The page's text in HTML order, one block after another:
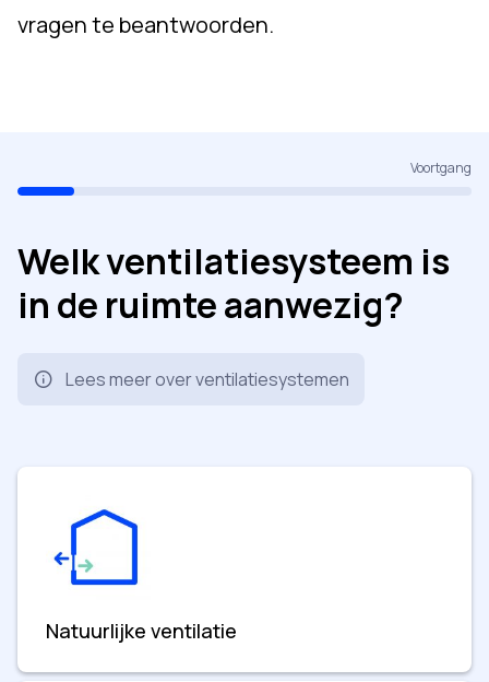
vragen te beantwoorden.
Voortgang
Welk ventilatiesysteem is
in de ruimte aanwezig?
Lees meer over ventilatiesystemen
Natuurlijke ventilatie